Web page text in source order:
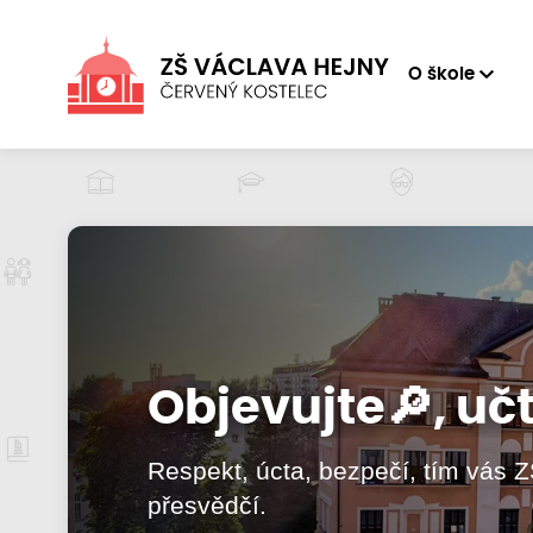
O škole
Objevujte🔎,
Respekt, úcta, bezpečí, tím vás
přesvědčí.
Objevujte🔎,
Respekt, úcta, bezpečí, tím vás
přesvědčí.